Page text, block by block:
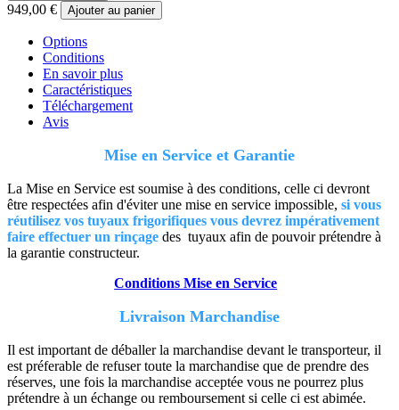
949,00 € Ajouter au panier
Options
Conditions
En savoir plus
Caractéristiques
Téléchargement
Avis
Mise en Service et Garantie
La Mise en Service est soumise à des conditions, celle ci devront
être respectées afin d'éviter une mise en service impossible, si vous
réutilisez vos tuyaux frigorifiques vous devrez impérativement
faire effectuer un rinçage des tuyaux afin de pouvoir prétendre à
la garantie constructeur.
Conditions Mise en Service
Livraison Marchandise
Il est important de déballer la marchandise devant le transporteur, il
est préferable de refuser toute la marchandise que de prendre des
réserves, une fois la marchandise acceptée vous ne pourrez plus
prétendre à un échange ou remboursement si celle ci est abimée.